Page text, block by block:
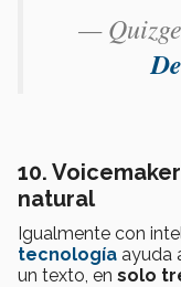
—
10.
natural
Igualmente con
tecnología ayuda
un texto, en solo